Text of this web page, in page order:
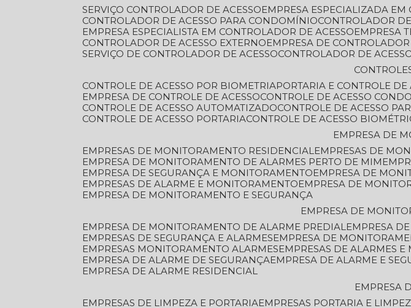
SERVIÇO CONTROLADOR DE ACESSO
EMPRESA ESPECIALIZADA
CONTROLADOR DE ACESSO PARA CONDOMÍNIO
CONTROLADOR
EMPRESA ESPECIALISTA EM CONTROLADOR DE ACESSO
EMPRESA
CONTROLADOR DE ACESSO EXTERNO
EMPRESA DE
SERVIÇO DE CONTROLADOR DE ACESSO
CONTROLADOR DE
CONTROLE DE ACESSO POR BIOMETRIA
PORTARIA E CONTROLE DE
EMPRESA DE CONTROLE DE ACESSO
CONTROLE DE ACESSO
CONTROLE DE ACESSO AUTOMATIZADO
CONTROLE DE ACESSO
CONTROLE DE ACESSO PORTARIA CONTROLE DE ACESSO
EMPRESA DE
EMPRESAS DE MONITORAMENTO RESIDENCIAL
EMPRESAS DE
EMPRESA DE MONITORAMENTO DE ALARMES PERTO DE MIM
EMPRESA DE SEGURANÇA E MONITORAMENTO
EMPRESA DE
EMPRESAS DE ALARME E MONITORAMENTO
EMPRESA DE
EMPRESA DE MONITORAMENTO E SEGURANÇA
EMPRESA DE
EMPRESA DE MONITORAMENTO DE ALARME PREDIAL
EMPRESA
EMPRESAS DE SEGURANÇA E ALARMES
EMPRESA DE
EMPRESAS MONITORAMENTO ALARMES
EMPRESAS DE ALARMES
EMPRESA DE ALARME DE SEGURANÇA
EMPRESA DE ALARME E
EMPRESA DE ALARME RESIDENCIAL
EMPRESA
EMPRESAS DE LIMPEZA E PORTARIA
EMPRESAS PORTARIA E